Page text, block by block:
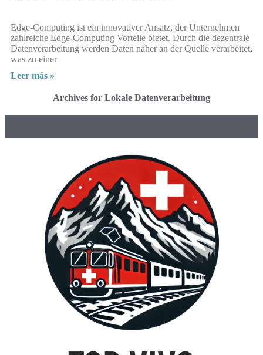
Edge-Computing ist ein innovativer Ansatz, der Unternehmen
zahlreiche Edge-Computing Vorteile bietet. Durch die dezentrale
Datenverarbeitung werden Daten näher an der Quelle verarbeitet,
was zu einer
Leer más »
Archives for Lokale Datenverarbeitung